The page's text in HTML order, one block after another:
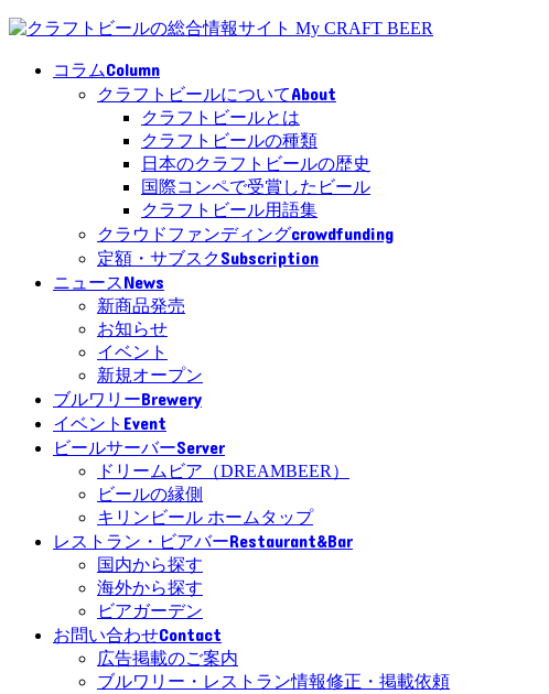
コラムColumn
クラフトビールについてAbout
クラフトビールとは
クラフトビールの種類
日本のクラフトビールの歴史
国際コンペで受賞したビール
クラフトビール用語集
クラウドファンディングcrowdfunding
定額・サブスクSubscription
ニュースNews
新商品発売
お知らせ
イベント
新規オープン
ブルワリーBrewery
イベント Event
ビールサーバーServer
ドリームビア（DREAMBEER）
ビールの縁側
キリンビール ホームタップ
レストラン・ビアバーRestaurant&Bar
国内から探す
海外から探す
ビアガーデン
お問い合わせContact
広告掲載のご案内
ブルワリー・レストラン情報修正・掲載依頼